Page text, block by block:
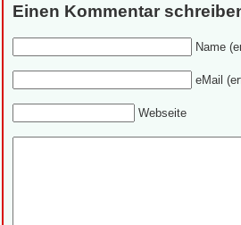
Einen Kommentar
Name
eMail
Webseite